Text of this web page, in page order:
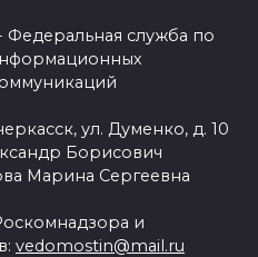
служба по
ул. Думенко, д. 10
Борисович
Марина Сергеевна
и
vedomostin@mail.ru